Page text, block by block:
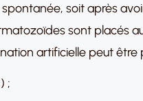
soit après
sont placés au
artificielle peut être
;